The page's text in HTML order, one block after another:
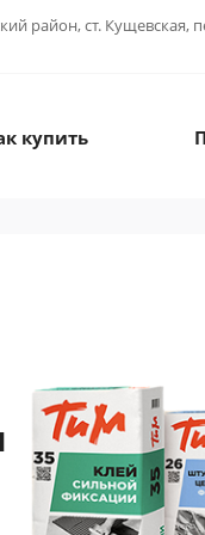
район, ст. Кущевская,
купить